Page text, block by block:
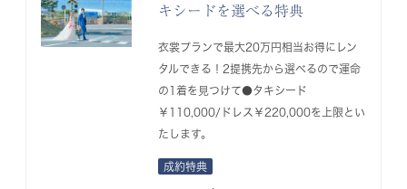
キシードを選べる特典
衣裳プランで最大20万円相当お得にレン
タルできる！2提携先から選べるので運命
の1着を見つけて●タキシード
￥110,000/ドレス￥220,000を上限とい
たします。
成約特典